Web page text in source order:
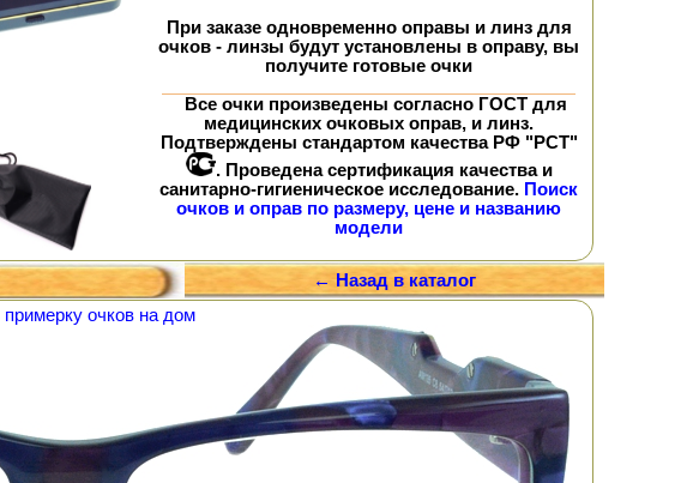
При заказе одновременнооправы и линз для
очков - линзы будут установлены в оправу, вы
получите готовые очки
Все очки произведены согласно ГОСТ для
медицинских очковых оправ, и линз.
Подтверждены стандартом качества РФ "РСТ"
. Проведена сертификация качества и
санитарно-гигиеническое исследование. Поиск
очков и оправ по размеру, цене и названию
модели
← Назад в каталог
примерку очков на дом